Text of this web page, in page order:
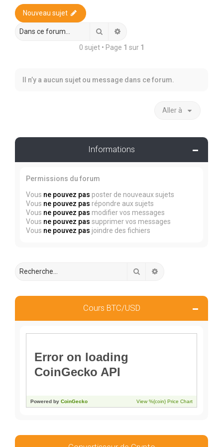
Nouveau sujet
Rechercher
0 sujet • Page 1 sur 1
Il n’y a aucun sujet ou message dans ce forum.
Aller à
Informations
Permissions du forum
Vous ne pouvez pas poster de nouveaux sujets
Vous ne pouvez pas répondre aux sujets
Vous ne pouvez pas modifier vos messages
Vous ne pouvez pas supprimer vos messages
Vous ne pouvez pas joindre des fichiers
Rechercher
Cours BTC/USD